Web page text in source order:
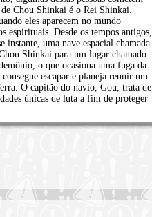
Chou Shinkai é o Rei Shinkai.
eles aparecem no mundo
espirituais. Desde os tempos antigos,
uma nave espacial chamada
Shinkai para um lugar chamado
o que ocasiona uma fuga da
escapar e planeja reunir um
O capitão do navio, Gou, trata de
únicas de luta a fim de proteger